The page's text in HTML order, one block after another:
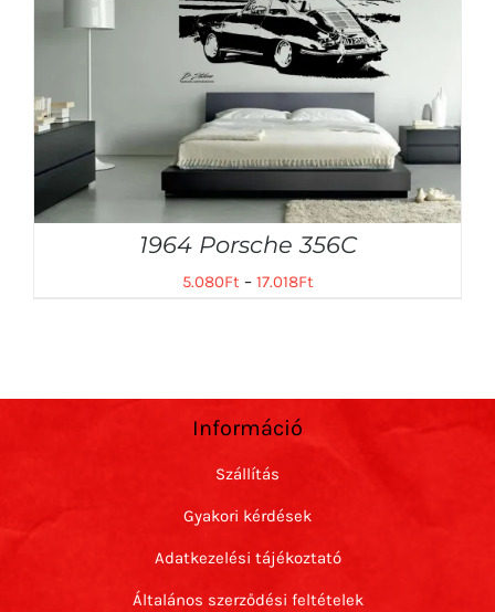
1964 Porsche 356C
5.080Ft– 17.018Ft
Információ
Szállítás
Gyakori kérdések
Adatkezelési tájékoztató
Általános szerződési feltételek